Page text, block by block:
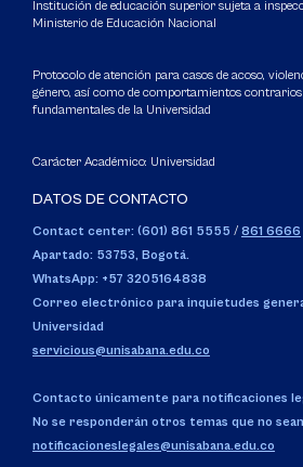
Institución de educación superior sujeta a
Ministerio de Educación Nacional
Protocolo de atención para casos de acoso,
género, así como de comportamientos
fundamentales de la Universidad
Carácter Académico: Universidad
DATOS DE CONTACTO
Contact center: (601) 861 5555 / 861 6666
Apartado: 53753, Bogotá.
WhatsApp: +57 3205164838
Correo electrónico para inquietudes
Universidad
servicious@unisabana.edu.co
Contacto únicamente para notificaciones
No se responderán otros temas que no
notificacioneslegales@unisabana.edu.co